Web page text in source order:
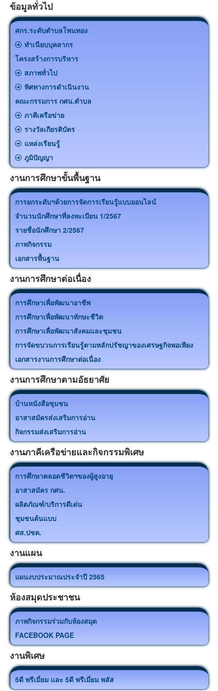
ข้อมูลทั่วไป
ศกร.ระดับตำบลโพนทอง
ทำเนียบบุคลากร
โครงสร้างการบริหาร
สภาพทั่วไป
ทิศทางการดำเนินงาน
คณะกรรมการ กศน.ตำบล
ภาคีเครือข่าย
รางวัลเกียรติบัตร
แหล่งเรียนรู้
ภูมิปัญญา
งานการศึกษาขั้นพื้นฐาน
การยกระดับฯด้วยการจัดการเรียนรู้แบบออนไลน์
จำนวนนักศึกษาที่ลงทะเบียน 1/2567
รายชื่อนักศึกษา 2/2567
ภาพกิจกรรม
เอกสารพื้นฐาน
งานการศึกษาต่อเนื่อง
การศึกษาเพื่อพัฒนาอาชีพ
การศึกษาเพื่อพัฒนาทักษะชีวิต
การศึกษาเพื่อพัฒนาสังคมและชุมชน
การจัดขบวนการเรียนรู้ตามหลักปรัชญาของเศรษฐกิจพอเพียง
เอกสารงานการศึกษาต่อเนื่อง
งานการศึกษาตามอัธยาศัย
บ้านหนังสือชุมชน
อาสาสมัครส่งเสริมการอ่าน
กิจกรรมส่งเสริมการอ่าน
งานภาคีเครือข่ายและกิจกรรมพิเศษ
การศึกษาตลอดชีวิตฯของผู้สูงอายุ
อาสาสมัคร กศน.
ผลิตภัณฑ์/บริการดีเด่น
ชุมชนต้นแบบ
ศส.ปชต.
งานแผน
แผนงบประมาณประจำปี 2565
ห้องสมุดประชาชน
ภาพกิจกรรมร่วมกับห้องสมุด
FACEBOOK PAGE
งานพิเศษ
5ดี พรีเมี่ยม และ 5ดี พรีเมี่ยม พลัส